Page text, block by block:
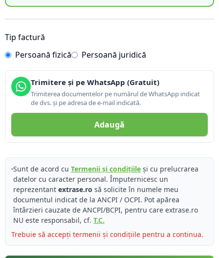
Tip factură
Persoană fizică
Persoană juridică
Trimitere și pe WhatsApp (Gratuit)
Trimiterea documentelor pe numărul de WhatsApp indicat
de dvs. și pe adresa de e-mail indicată.
Adaugă
Sunt de acord cu Termenii și condițiileși cu prelucrarea
datelor cu caracter personal. Împuternicesc un
reprezentant extrase.ro să solicite în numele meu
documentul indicat de la ANCPI / OCPI. Pot apărea
întârzieri cauzate de ANCPI/BCPI, pentru care extrase.ro
NU este responsabil, cf. T.C.
Trebuie să accepți termenii și condițiile pentru a continua.